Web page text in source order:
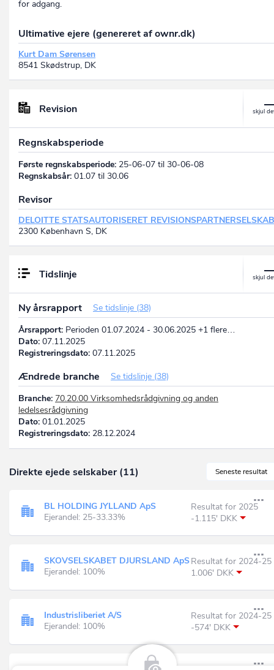
for adgang.
Ultimative ejere (genereret af ownr.dk)
Kurt Dam Sørensen
8541 Skødstrup, DK
Revision
Regnskabsperiode
Første regnskabsperiode: 25-06-07 til 30-06-08
Regnskabsår: 01.07 til 30.06
Revisor
DELOITTE STATSAUTORISERET REVISIONSPARTNERSELSKAB
2300 København S, DK
Tidslinje
Ny årsrapport
Se tidslinje (38)
Årsrapport: Perioden 01.07.2024 - 30.06.2025 +1 flere…
Dato: 07.11.2025
Registreringsdato: 07.11.2025
Ændrede branche
Se tidslinje (38)
Branche: 70.20.00 Virksomhedsrådgivning og anden
ledelsesrådgivning
Dato: 01.01.2025
Registreringsdato: 28.12.2024
Seneste resultat
Direkte ejede selskaber (11)
BL HOLDING JYLLAND ApS
Ejerandel: 25-33.33%
Resultat for 2025
-1.115' DKK
SKOVSELSKABET DJURSLAND ApS
Ejerandel: 100%
Resultat for 2024-25
1.006' DKK
Industrisliberiet A/S
Ejerandel: 100%
Resultat for 2024-25
-574' DKK